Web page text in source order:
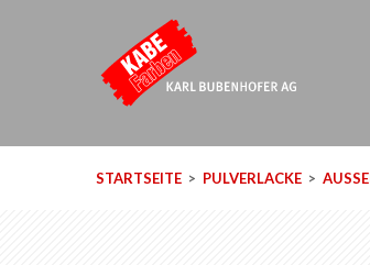
STARTSEITE PULVERLACKE